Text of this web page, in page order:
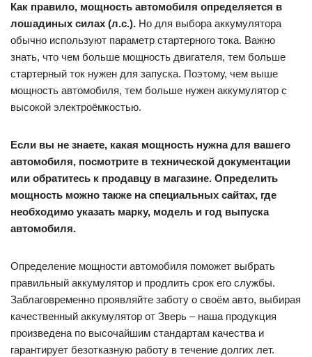
Как правило, мощность автомобиля определяется в
лошадиных силах (л.с.). Но для выбора аккумулятора
обычно используют параметр стартерного тока. Важно
знать, что чем больше мощность двигателя, тем больше
стартерный ток нужен для запуска. Поэтому, чем выше
мощность автомобиля, тем больше нужен аккумулятор с
высокой электроёмкостью.
Если вы не знаете, какая мощность нужна для вашего
автомобиля, посмотрите в технической документации
или обратитесь к продавцу в магазине. Определить
мощность можно также на специальных сайтах, где
необходимо указать марку, модель и год выпуска
автомобиля.
Определение мощности автомобиля поможет выбрать
правильный аккумулятор и продлить срок его службы.
Заблаговременно проявляйте заботу о своём авто, выбирая
качественный аккумулятор от Зверь – наша продукция
произведена по высочайшим стандартам качества и
гарантирует безотказную работу в течение долгих лет.